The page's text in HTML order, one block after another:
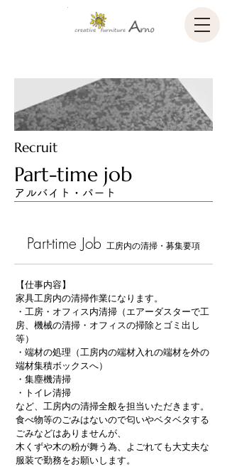
Recruit
アルバイト・パート
Part-time job
Part-time Job 工房内の清掃・募集要項
【仕事内容】
家具工房内の清掃作業になります。
・工房・オフィス内清掃（エアーダスターで工
房、機械の清掃・オフィスの掃除とゴミ出し
等）
・端材の処理（工房内の端材入れの端材を外の
端材集積ボックスへ）
・集塵機清掃
・トイレ清掃
など、工房内の清掃全般を担当いただきます。
食べ物等のごみはないので匂いやベタベタする
ごみなどはありませんが、
木くずや木の粉が舞う為、よごれても大丈夫な
服装で勤務をお願いします。